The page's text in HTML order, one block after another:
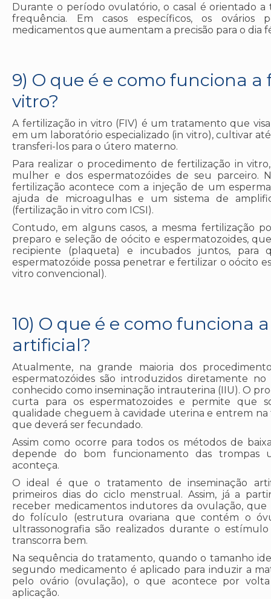
Durante o período ovulatório, o casal é orientado a
frequência. Em casos específicos, os ovários
medicamentos que aumentam a precisão para o dia
9) O que é e como funciona a
vitro?
A fertilização in vitro (FIV) é um tratamento que
em um laboratório especializado (in vitro), cultivar
transferi-los para o útero materno.
Para realizar o procedimento de fertilização in
mulher e dos espermatozóides de seu parceiro.
fertilização acontece com a injeção de um
ajuda de microagulhas e um sistema de
(fertilização in vitro com ICSI).
Contudo, em alguns casos, a mesma fertilização
preparo e seleção de oócito e espermatozoides,
recipiente (plaqueta) e incubados juntos,
espermatozóide possa penetrar e fertilizar o oócito
vitro convencional).
10) O que é e como funciona
artificial?
Atualmente, na grande maioria dos
espermatozóides são introduzidos diretamente
conhecido como inseminação intrauterina (IIU). O
curta para os espermatozoides e permite que
qualidade cheguem à cavidade uterina e entrem
que deverá ser fecundado.
Assim como ocorre para todos os métodos de
depende do bom funcionamento das trompas
aconteça.
O ideal é que o tratamento de inseminação
primeiros dias do ciclo menstrual. Assim, já a
receber medicamentos indutores da ovulação,
do folículo (estrutura ovariana que contém o
ultrassonografia são realizados durante o
transcorra bem.
Na sequência do tratamento, quando o tamanho
segundo medicamento é aplicado para induzir a
pelo ovário (ovulação), o que acontece por
aplicação.